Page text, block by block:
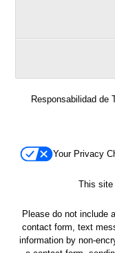
Responsabilidad de
Your Privacy
This site
Please do not include
contact form, text
information by non-